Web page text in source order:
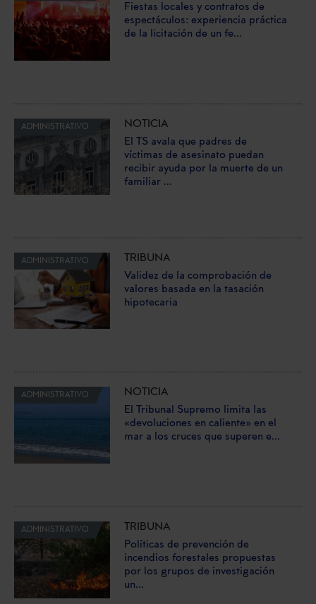
Fiestas locales y contratos de
espectáculos: experiencia práctica
de la licitación de un fe...
ADMINISTRATIVO
NOTICIA
El TS avala que padres de
víctimas de asesinato puedan
recibir ayuda por la muerte de un
familiar ...
ADMINISTRATIVO
TRIBUNA
Validez de la comprobación de
valores basada en la tasación
hipotecaria
ADMINISTRATIVO
NOTICIA
El Tribunal Supremo limita las
«devoluciones en caliente» en el
mar a los cruces que superen e...
ADMINISTRATIVO
TRIBUNA
Políticas de prevención de
incendios forestales propuestas
por los grupos de investigación
un...